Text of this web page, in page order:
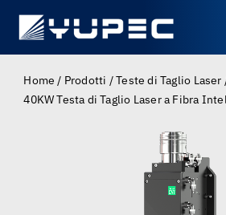
Prodotti
Servizi
Applicazioni
Home / Prodotti /Teste di Taglio Laser
40KW Testa di Taglio Laser a Fibra